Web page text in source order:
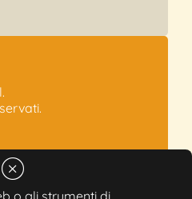
o gli strumenti di
Modena